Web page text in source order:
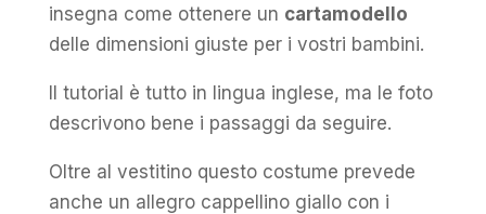
insegna come ottenere un cartamodello
delle dimensioni giuste per i vostri bambini.
Il tutorial è tutto in lingua inglese, ma le foto
descrivono bene i passaggi da seguire.
Oltre al vestitino questo costume prevede
anche un allegro cappellino giallo con i